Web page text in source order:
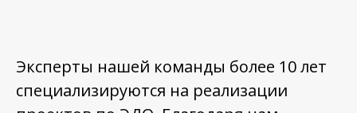
Эксперты нашей команды более 10 лет
специализируются на реализации